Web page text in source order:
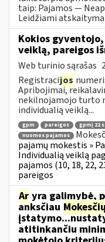
taip: Pajamos —
Leidžiami
Kokios
veiklą, pareigos
Web turinio sąrašas
Registracijos
Apribojimai,
nekilnojamojo turto
individualią veiklą...
gpm pareigos gpmį 22
nuomos pajamos
pajamų mokestis »
Individualią veiklą
pajamos (10, 18, 22,
pareigos
Ar yra galimybė,
anksčiau Mokesčių
atitinkančiu